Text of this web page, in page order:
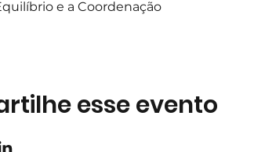
e a Coordenação
esse evento